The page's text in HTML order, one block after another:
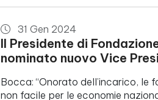
31 Gen 2024
Il Presidente di
nominato nuovo Vice
Bocca: “Onorato dell’incarico, le
non facile per le economie